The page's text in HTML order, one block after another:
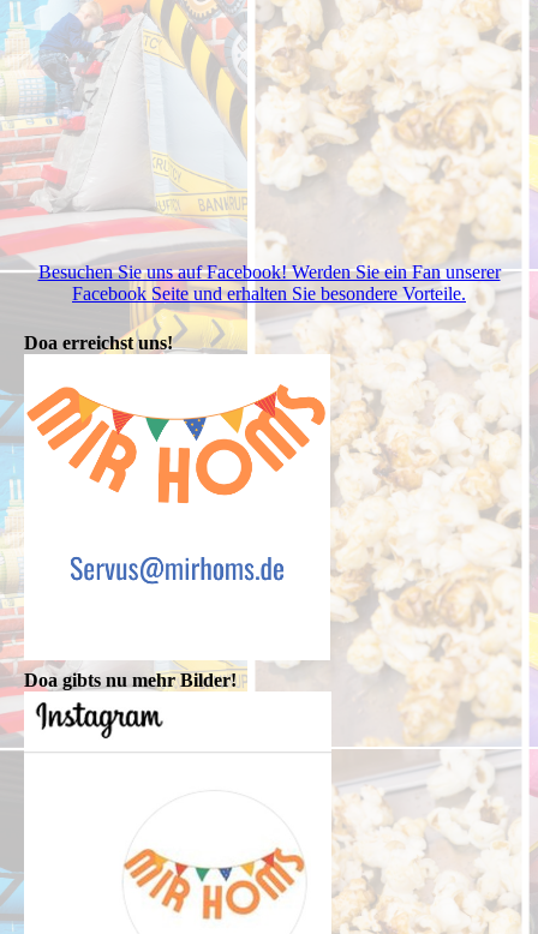
Besuchen Sie uns auf Facebook! Werden Sie ein Fan unserer
Facebook Seite und erhalten Sie besondere Vorteile.
Doa erreichst uns!
Doa gibts nu mehr Bilder!